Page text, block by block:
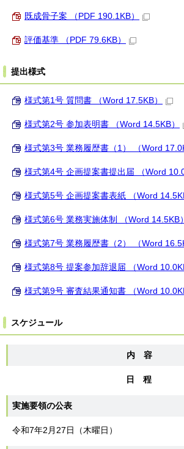
既成骨子案 （PDF 190.1KB）
評価基準 （PDF 79.6KB）
提出様式
様式第1号 質問書 （Word 17.5KB）
様式第2号 参加表明書 （Word 14.5KB）
様式第3号 業務履歴書（1） （Word
様式第4号 企画提案書提出届 （Word
様式第5号 企画提案書表紙 （Word
様式第6号 業務実施体制 （Word 14.5KB）
様式第7号 業務履歴書（2） （Word
様式第8号 提案参加辞退届 （Word
様式第9号 審査結果通知書 （Word
スケジュール
内 容
日 程
実施要領の公表
令和7年2月27日（木曜日）